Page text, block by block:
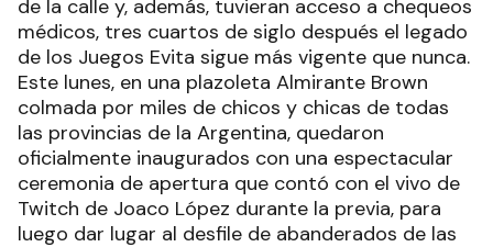
de la calle y, además, tuvieran acceso a chequeos
médicos, tres cuartos de siglo después el legado
de los Juegos Evita sigue más vigente que nunca.
Este lunes, en una plazoleta Almirante Brown
colmada por miles de chicos y chicas de todas
las provincias de la Argentina, quedaron
oficialmente inaugurados con una espectacular
ceremonia de apertura que contó con el vivo de
Twitch de Joaco López durante la previa, para
luego dar lugar al desfile de abanderados de las